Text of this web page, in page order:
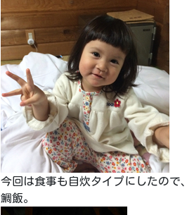
今回は食事も自炊タイプにしたので、
鯛飯。